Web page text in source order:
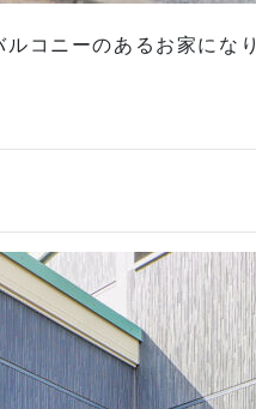
コニーのあるお家にな